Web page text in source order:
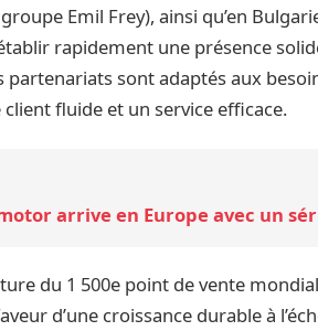
Emil Frey), ainsi qu’en
rapidement une présence
partenariats sont adaptés aux
fluide et un service efficace.
arrive en Europe avec un
du 1 500e point de vente
d’une croissance durable à